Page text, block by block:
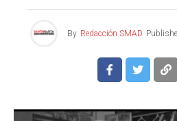
By Redacción SMAD